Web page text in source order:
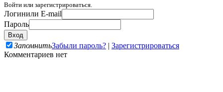
Войти или зарегистрироваться.
Логинили E-mail
Пароль
ЗапомнитьЗабыли пароль? | Зарегистрироваться
Комментариев нет